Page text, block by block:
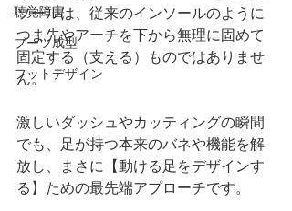
聴覚障害
ブーツ成型
フットデザイン
ソールは、従来のインソールのように
つま先やアーチを下から無理に固めて
固定する（支える）ものではありませ
ん。
激しいダッシュやカッティングの瞬間
でも、足が持つ本来のバネや機能を解
放し、まさに【動ける足をデザインす
る】ための最先端アプローチです。